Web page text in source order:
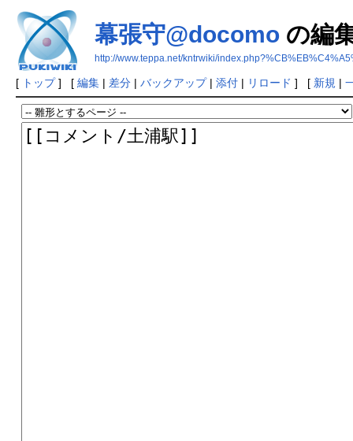
幕張守@docomoの編
http://www.teppa.net/kntrwiki/
[ トップ] [ 編集| 差分| バックアップ| 添付| リロード ] [ 新規 |